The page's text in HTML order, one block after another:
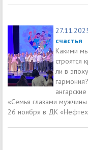
счастья
Какими
строятся
ли в
«Семья глазами
26 ноября в ДК